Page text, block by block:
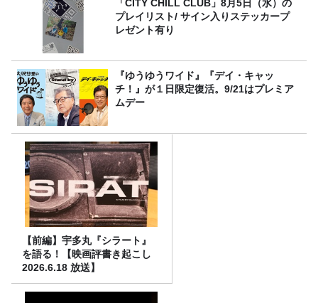
「CITY CHILL CLUB」8月5日（水）の
プレイリスト/ サイン入りステッカープ
レゼント有り
『ゆうゆうワイド』『デイ・キャッ
チ！』が１日限定復活。9/21はプレミア
ムデー
【前編】宇多丸『シラート』
を語る！【映画評書き起こし
2026.6.18 放送】